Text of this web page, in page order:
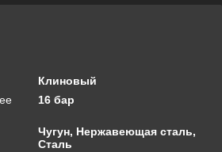
Клиновый
16 бар
Чугун, Нержавеющая сталь,
Сталь